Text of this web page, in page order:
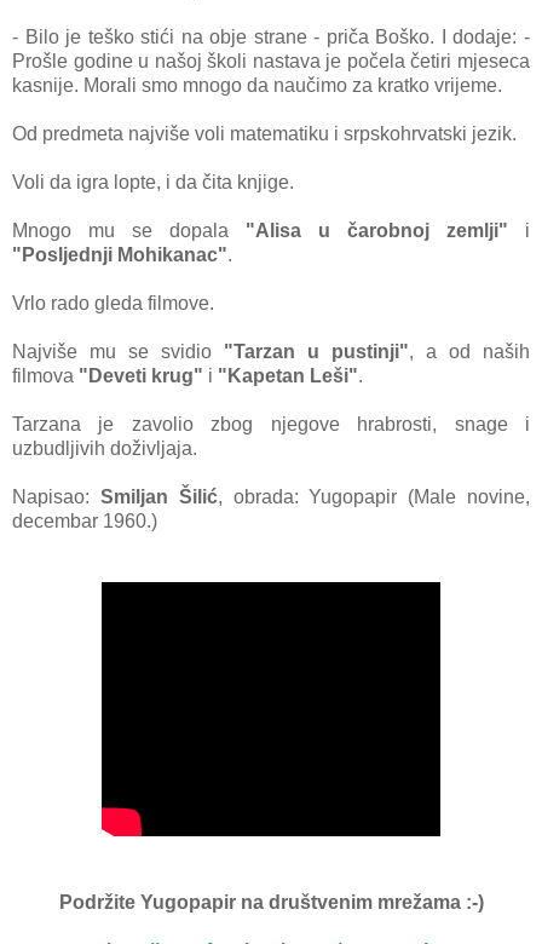
- Bilo je teško stići na obje strane - priča Boško. I dodaje: -
Prošle godine u našoj školi nastava je počela četiri mjeseca
kasnije. Morali smo mnogo da naučimo za kratko vrijeme.
Od predmeta najviše voli matematiku i srpskohrvatski jezik.
Voli da igra lopte, i da čita knjige.
Mnogo mu se dopala "Alisa u čarobnoj zemlji" i
"Posljednji Mohikanac".
Vrlo rado gleda filmove.
Najviše mu se svidio "Tarzan u pustinji", a od naših
filmova "Deveti krug" i "Kapetan Leši".
Tarzana je zavolio zbog njegove hrabrosti, snage i
uzbudljivih doživljaja.
Napisao: Smiljan Šilić, obrada: Yugopapir (Male novine,
decembar 1960.)
Podržite Yugopapirna društvenim mrežama :-)